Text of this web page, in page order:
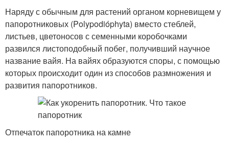
Наряду с обычным для растений органом корневищем у
папоротниковых (Polypodióphyta) вместо стеблей,
листьев, цветоносов с семенными коробочками
развился листоподобный побег, получивший научное
название вайя. На вайях образуются споры, с помощью
которых происходит один из способов размножения и
развития папоротников.
Отпечаток папоротника на камне